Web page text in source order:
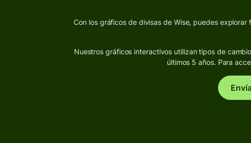
Con los gráficos de divisas de Wise, puedes
Nuestros gráficos interactivos utilizan tipos de
últimos 5 años. Para